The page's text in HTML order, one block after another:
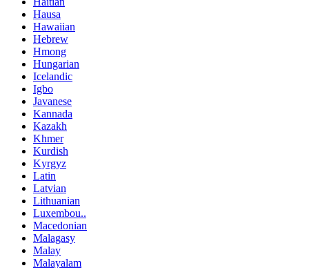
Hausa
Hawaiian
Hebrew
Hmong
Hungarian
Icelandic
Igbo
Javanese
Kannada
Kazakh
Khmer
Kurdish
Kyrgyz
Latin
Latvian
Lithuanian
Luxembou..
Macedonian
Malagasy
Malay
Malayalam